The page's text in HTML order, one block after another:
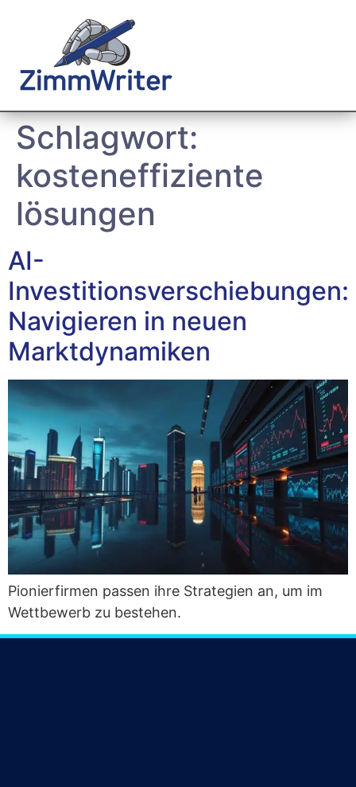
Schlagwort:
kosteneffiziente
lösungen
AI-
Investitionsverschiebungen:
Navigieren in neuen
Marktdynamiken
Pio­nier­fir­men pas­sen ihre Stra­te­gien an, um im
Wett­be­werb zu bestehen.